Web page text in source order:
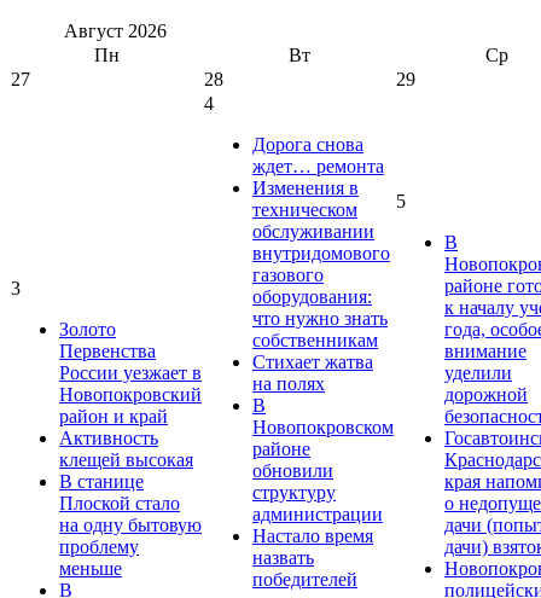
Август 2026
Пн
Вт
Ср
27
28 29
3
Золото
Первенства
России уезжает в
Новопокровский
район и край
Активность
клещей высокая
В станице
Плоской стало
на одну бытовую
проблему
меньше
В
4
Дорога снова
ждет… ремонта
Изменения в
техническом
обслуживании
внутридомового
газового
оборудования:
что нужно знать
собственникам
Стихает жатва
на полях
В
Новопокровском
районе
обновили
структуру
администрации
Настало время
назвать
победителей
5
В
районе
к началу
года,
внимание
уделили
дорожной
края
о
дачи
дачи)